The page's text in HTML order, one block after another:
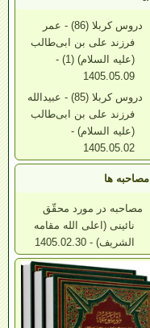
دروس کربلا (86) - عمر
فرزند علی بن ابی‌طالب
(علیه السلام) (1) -
1405.05.09
دروس کربلا (85) - عبیدالله
فرزند علی بن ابی‌طالب
(علیه السلام) -
1405.05.02
مصاحبه ها
مصاحبه در مورد محقّق
نائینی (اعلی الله مقامه
الشریف) - 1405.02.30